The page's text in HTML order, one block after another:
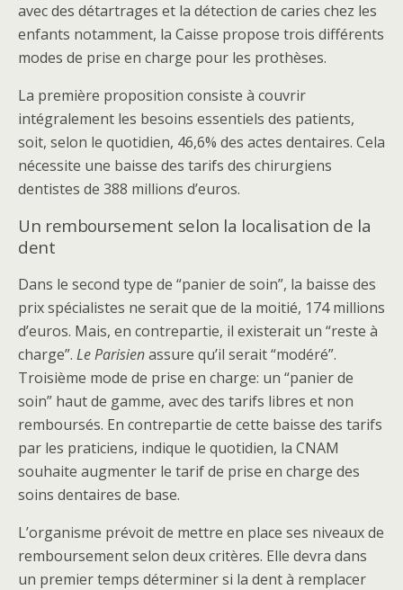
avec des détartrages et la détection de caries chez les
enfants notamment, la Caisse propose trois différents
modes de prise en charge pour les prothèses.
La première proposition consiste à couvrir
intégralement les besoins essentiels des patients,
soit, selon le quotidien, 46,6% des actes dentaires. Cela
nécessite une baisse des tarifs des chirurgiens
dentistes de 388 millions d’euros.
Un remboursement selon la localisation de la
dent
Dans le second type de “panier de soin”, la baisse des
prix spécialistes ne serait que de la moitié, 174 millions
d’euros. Mais, en contrepartie, il existerait un “reste à
charge”. Le Parisienassure qu’il serait “modéré”.
Troisième mode de prise en charge: un “panier de
soin” haut de gamme, avec des tarifs libres et non
remboursés. En contrepartie de cette baisse des tarifs
par les praticiens, indique le quotidien, la CNAM
souhaite augmenter le tarif de prise en charge des
soins dentaires de base.
L’organisme prévoit de mettre en place ses niveaux de
remboursement selon deux critères. Elle devra dans
un premier temps déterminer si la dent à remplacer